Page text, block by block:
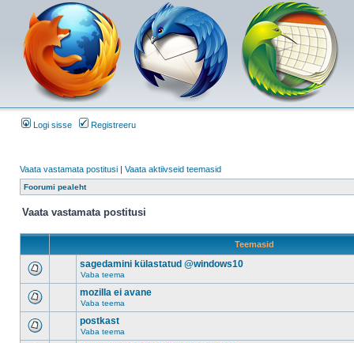
Logi sisse Registreeru
Vaata vastamata postitusi | Vaata aktiivseid teemasid
Foorumi pealeht
Vaata vastamata postitusi
Teemasid
sagedamini külastatud @windows10
Vaba teema
mozilla ei avane
Vaba teema
postkast
Vaba teema